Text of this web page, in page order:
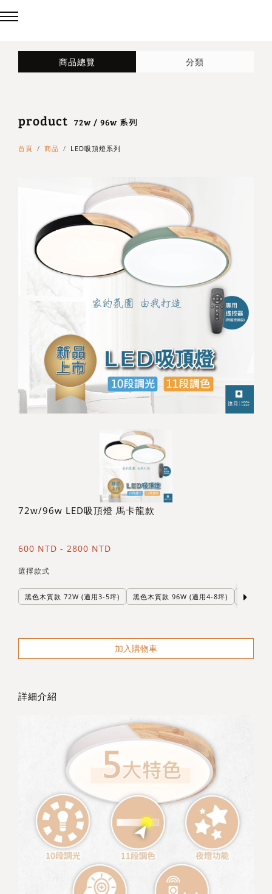
回主選單
台灣製造✨熱銷款✨
Panasonic 國際牌燈具
72w / 96w 系列
回主選單
造型吸頂燈
回主選單
壁燈
商品總覽 分類
product 72w / 96w 系列
首頁 商品 LED吸頂燈系列
72w/96w LED吸頂燈 馬卡龍款
600 NTD - 2800 NTD
選擇款式
黑色木質款 72W (適用3-5坪) 黑色木質款 96W (適用4-8坪) 白色木
加入購物車
詳細介紹